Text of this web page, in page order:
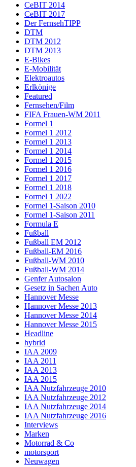
CeBIT 2014
CeBIT 2017
Der FernsehTIPP
DTM
DTM 2012
DTM 2013
E-Bikes
E-Mobilität
Elektroautos
Erlkönige
Featured
Fernsehen/Film
FIFA Frauen-WM 2011
Formel 1
Formel 1 2012
Formel 1 2013
Formel 1 2014
Formel 1 2015
Formel 1 2016
Formel 1 2017
Formel 1 2018
Formel 1 2022
Formel 1-Saison 2010
Formel 1-Saison 2011
Formula E
Fußball
Fußball EM 2012
Fußball-EM 2016
Fußball-WM 2010
Fußball-WM 2014
Genfer Autosalon
Gesetz in Sachen Auto
Hannover Messe
Hannover Messe 2013
Hannover Messe 2014
Hannover Messe 2015
Headline
hybrid
IAA 2009
IAA 2011
IAA 2013
IAA 2015
IAA Nutzfahrzeuge 2010
IAA Nutzfahrzeuge 2012
IAA Nutzfahrzeuge 2014
IAA Nutzfahrzeuge 2016
Interviews
Marken
Motorrad & Co
motorsport
Neuwagen